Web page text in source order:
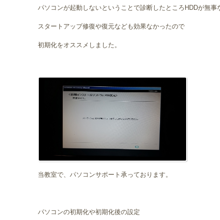
パソコンが起動しないということで診断したところHDDが無事
スタートアップ修復や復元なども効果なかったので
初期化をオススメしました。
当教室で、パソコンサポート承っております。
パソコンの初期化や初期化後の設定